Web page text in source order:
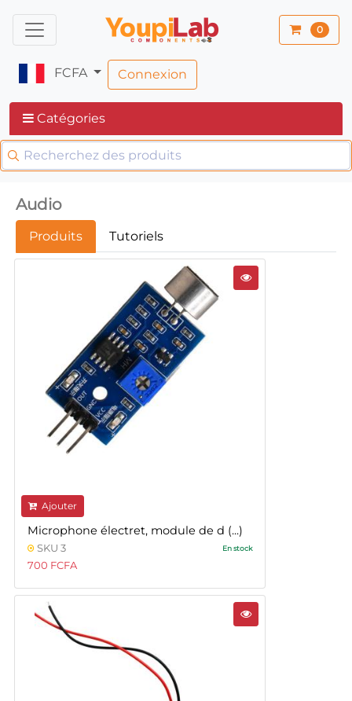
0
FCFA Connexion
Catégories
Audio
Produits Tutoriels
Ajouter
Microphone électret, module de d (...)
SKU 3 En stock
700 FCFA